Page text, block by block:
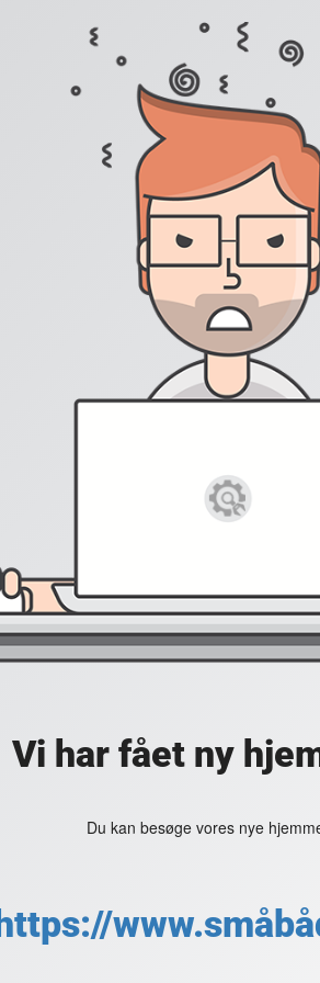
Vi har fået ny
Du kan besøge vores nye
https://